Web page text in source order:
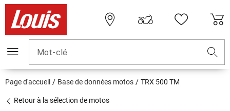
Mot-clé
Page d'accueil Base de données motos TRX 500 TM
Retour à la sélection de motos